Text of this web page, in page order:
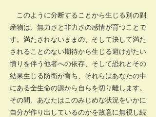
このように分断することから生じる別の副
産物は、無力さと非力さの感情が育つことで
す。満たされないままの、そして決して満た
されることのない期待から生じる避けがたい
憤りを伴う他者への依存、そして恐れとその
結果生じる防衛が育ち、それらはあなたの中
にある全生命の源から自らを切り離します。
その間、あなたはこのみじめな状況をいかに
自分が作り出しているのかを故意に無視し続